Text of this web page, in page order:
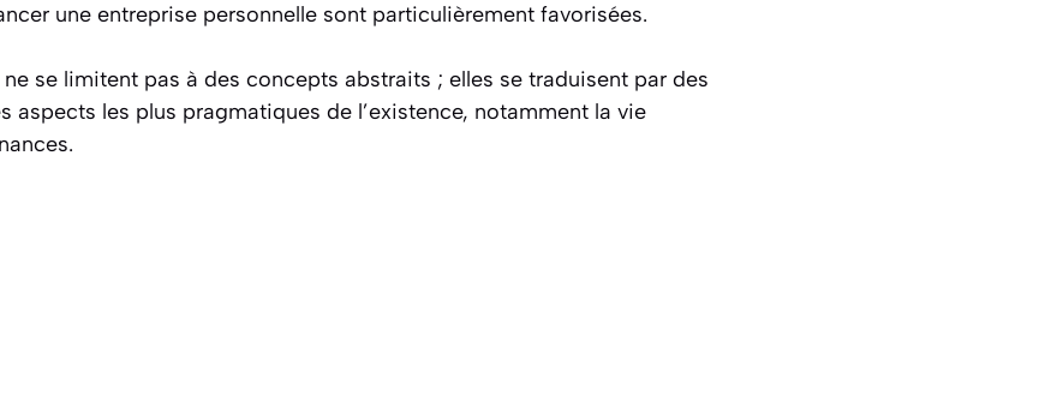
une entreprise personnelle sont particulièrement favorisées.
se limitent pas à des concepts abstraits ; elles se traduisent par des
aspects les plus pragmatiques de l’existence, notamment la vie